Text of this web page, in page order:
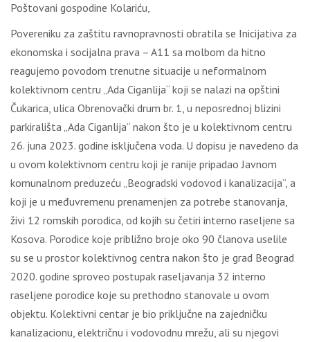
Poštovani gospodine Kolariću,
Povereniku za zaštitu ravnopravnosti obratila se Inicijativa za
ekonomska i socijalna prava – A11 sa molbom da hitno
reagujemo povodom trenutne situacije u neformalnom
kolektivnom centru „Ada Ciganlija“ koji se nalazi na opštini
Čukarica, ulica Obrenovački drum br. 1, u neposrednoj blizini
parkirališta „Ada Ciganlija“ nakon što je u kolektivnom centru
26. juna 2023. godine isključena voda. U dopisu je navedeno da
u ovom kolektivnom centru koji je ranije pripadao Javnom
komunalnom preduzeću „Beogradski vodovod i kanalizacija“, a
koji je u međuvremenu prenamenjen za potrebe stanovanja,
živi 12 romskih porodica, od kojih su četiri interno raseljene sa
Kosova. Porodice koje približno broje oko 90 članova uselile
su se u prostor kolektivnog centra nakon što je grad Beograd
2020. godine sproveo postupak raseljavanja 32 interno
raseljene porodice koje su prethodno stanovale u ovom
objektu. Kolektivni centar je bio priključne na zajedničku
kanalizacionu, električnu i vodovodnu mrežu, ali su njegovi